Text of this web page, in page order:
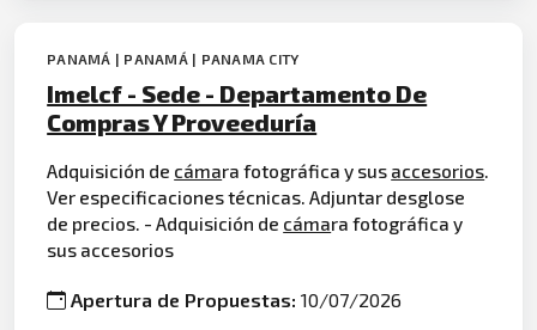
PANAMÁ | PANAMÁ | PANAMA CITY
Imelcf - Sede - Departamento De
Compras Y Proveeduría
Adquisición de cámara fotográfica y sus accesorios.
Ver especificaciones técnicas. Adjuntar desglose
de precios. - Adquisición de cámara fotográfica y
sus accesorios
Apertura de Propuestas:10/07/2026